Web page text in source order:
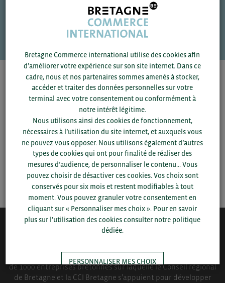
Une question ?
VOS CONTACTS
Pour voir les contacts, merci de renseigner votre
département et votre secteurou connectez-vous.
SAUVEGARDER
QUI-SOMMES NOUS ?
de 1000 entreprises bretonnes sur laquelle le Conseil régional
de Bretagne et la CCI Bretagne s’appuient pour développer
Bretagne Commerce international utilise des cookies afin
d’améliorer votre expérience sur son site internet. Dans ce
cadre, nous et nos partenaires sommes amenés à stocker,
accéder et traiter des données personnelles sur votre
terminal avec votre consentement ou conformément à
notre intérêt légitime.
Nous utilisons ainsi des cookies de fonctionnement,
nécessaires à l’utilisation du site internet, et auxquels vous
ne pouvez vous opposer. Nous utilisons également d’autres
types de cookies qui ont pour finalité de réaliser des
mesures d’audience, de personnaliser le contenu... Vous
pouvez choisir de désactiver ces cookies. Vos choix sont
conservés pour six mois et restent modifiables à tout
moment. Vous pouvez granuler votre consentement en
cliquant sur « Personnaliser mes choix ». Pour en savoir
plus sur l’utilisation des cookies consulter notre politique
dédiée.
PERSONNALISER MES CHOIX